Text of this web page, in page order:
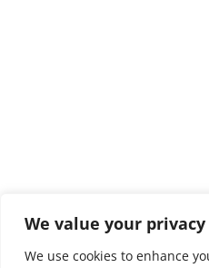
We value your privacy
We use cookies to enhance